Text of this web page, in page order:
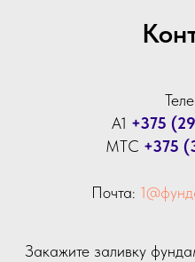
А1 +375
МТС +375
Почта:
Закажите заливку